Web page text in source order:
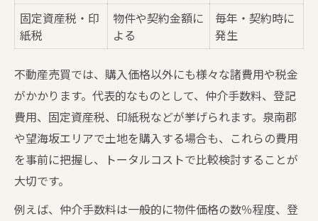
固定資産税・印
紙税
物件や契約金額に
よる
毎年・契約時に
発生
不動産売買では、購入価格以外にも様々な諸費用や税金
がかかります。代表的なものとして、仲介手数料、登記
費用、固定資産税、印紙税などが挙げられます。泉南郡
や望海坂エリアで土地を購入する場合も、これらの費用
を事前に把握し、トータルコストで比較検討することが
大切です。
例えば、仲介手数料は一般的に物件価格の数％程度、登